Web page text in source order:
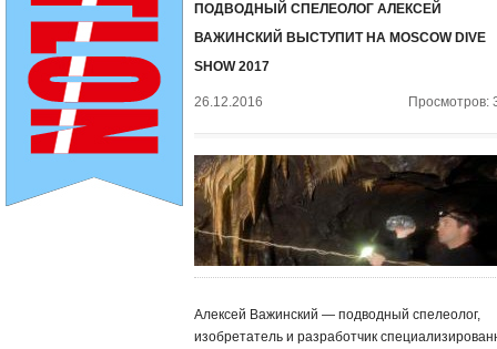
ПОДВОДНЫЙ СПЕЛЕОЛОГ АЛЕКСЕЙ
ВАЖИНСКИЙ ВЫСТУПИТ НА MOSCOW DIVE
SHOW 2017
26.12.2016 Просмотров:
Алексей Важинский — подводный спелеолог,
изобретатель и разработчик